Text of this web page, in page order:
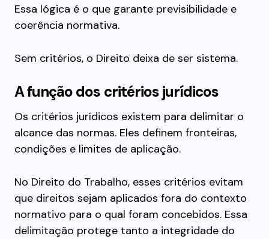
Essa lógica é o que garante previsibilidade e
coerência normativa.
Sem critérios, o Direito deixa de ser sistema.
A função dos critérios jurídicos
Os critérios jurídicos existem para delimitar o
alcance das normas. Eles definem fronteiras,
condições e limites de aplicação.
No Direito do Trabalho, esses critérios evitam
que direitos sejam aplicados fora do contexto
normativo para o qual foram concebidos. Essa
delimitação protege tanto a integridade do